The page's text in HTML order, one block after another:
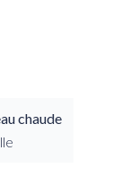
chaude